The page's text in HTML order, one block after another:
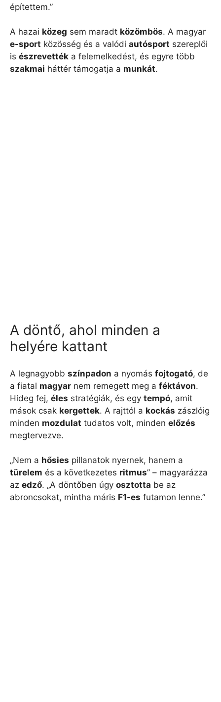
építettem.”
A hazai közeg sem maradt közömbös. A magyar
e-sport közösség és a valódi autósport szereplői
is észrevették a felemelkedést, és egyre több
szakmai háttér támogatja a munkát.
A döntő, ahol minden a
helyére kattant
A legnagyobb színpadon a nyomás fojtogató, de
a fiatal magyar nem remegett meg a féktávon.
Hideg fej, éles stratégiák, és egy tempó, amit
mások csak kergettek. A rajttól a kockás zászlóig
minden mozdulat tudatos volt, minden előzés
megtervezve.
„Nem a hősies pillanatok nyernek, hanem a
türelem és a következetes ritmus” – magyarázza
az edző. „A döntőben úgy osztotta be az
abroncsokat, mintha máris F1-es futamon lenne.”